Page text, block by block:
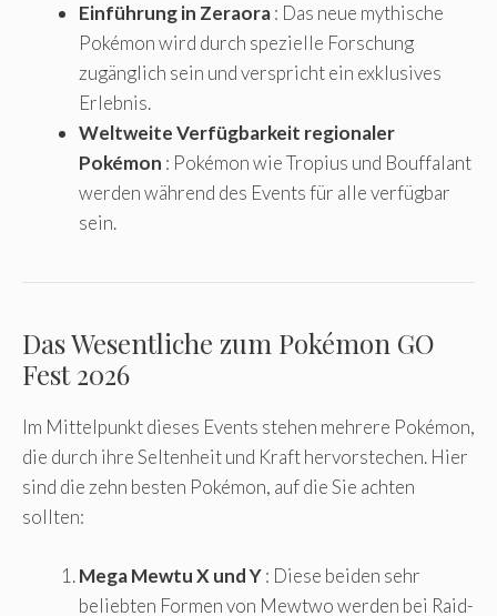
Einführung in Zeraora: Das neue mythische
Pokémon wird durch spezielle Forschung
zugänglich sein und verspricht ein exklusives
Erlebnis.
Weltweite Verfügbarkeit regionaler
Pokémon : Pokémon wie Tropius und Bouffalant
werden während des Events für alle verfügbar
sein.
Das Wesentliche zum Pokémon GO
Fest 2026
Im Mittelpunkt dieses Events stehen mehrere Pokémon,
die durch ihre Seltenheit und Kraft hervorstechen. Hier
sind die zehn besten Pokémon, auf die Sie achten
sollten:
Mega Mewtu X und Y: Diese beiden sehr
beliebten Formen von Mewtwo werden bei Raid-